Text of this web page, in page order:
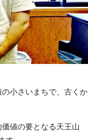
小さいまちで、古くか
値の要となる天王山